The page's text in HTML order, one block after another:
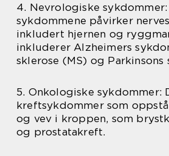
4. Nevrologiske sykdommer:
sykdommene påvirker
inkludert hjernen og
inkluderer Alzheimers
sklerose (MS) og Parkinsons
5. Onkologiske sykdommer:
kreftsykdommer som
og vev i kroppen, som
og prostatakreft.